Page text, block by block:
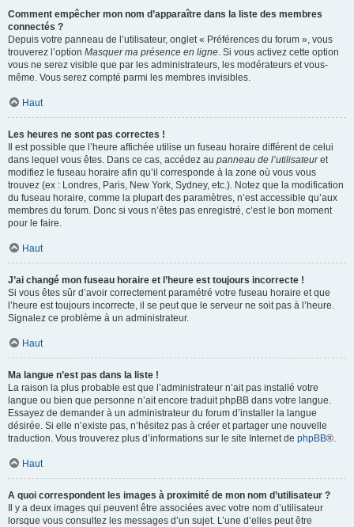
Comment empêcher mon nom d’apparaître dans la liste des membres
connectés ?
Depuis votre panneau de l’utilisateur, onglet « Préférences du forum », vous
trouverez l’option Masquer ma présence en ligne. Si vous activez cette option
vous ne serez visible que par les administrateurs, les modérateurs et vous-
même. Vous serez compté parmi les membres invisibles.
Haut
Les heures ne sont pas correctes !
Il est possible que l’heure affichée utilise un fuseau horaire différent de celui
dans lequel vous êtes. Dans ce cas, accédez au panneau de l’utilisateuret
modifiez le fuseau horaire afin qu’il corresponde à la zone où vous vous
trouvez (ex : Londres, Paris, New York, Sydney, etc.). Notez que la modification
du fuseau horaire, comme la plupart des paramètres, n’est accessible qu’aux
membres du forum. Donc si vous n’êtes pas enregistré, c’est le bon moment
pour le faire.
Haut
J’ai changé mon fuseau horaire et l’heure est toujours incorrecte !
Si vous êtes sûr d’avoir correctement paramétré votre fuseau horaire et que
l’heure est toujours incorrecte, il se peut que le serveur ne soit pas à l’heure.
Signalez ce problème à un administrateur.
Haut
Ma langue n’est pas dans la liste !
La raison la plus probable est que l’administrateur n’ait pas installé votre
langue ou bien que personne n’ait encore traduit phpBB dans votre langue.
Essayez de demander à un administrateur du forum d’installer la langue
désirée. Si elle n’existe pas, n’hésitez pas à créer et partager une nouvelle
traduction. Vous trouverez plus d’informations sur le site Internet de phpBB®.
Haut
A quoi correspondent les images à proximité de mon nom d’utilisateur ?
Il y a deux images qui peuvent être associées avec votre nom d’utilisateur
lorsque vous consultez les messages d’un sujet. L’une d’elles peut être